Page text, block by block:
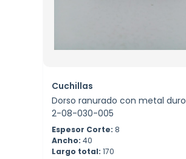
Cuchillas
Dorso ranurado con metal duro
2-08-030-005
Espesor Corte: 8
Ancho: 40
Largo total: 170